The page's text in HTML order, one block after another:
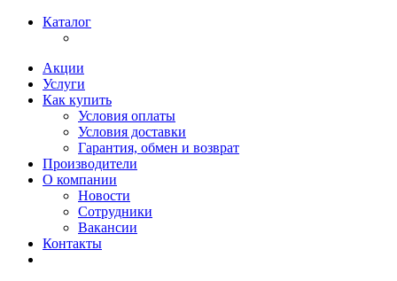
Каталог
Акции
Услуги
Как купить
Условия оплаты
Условия доставки
Гарантия, обмен и возврат
Производители
О компании
Новости
Сотрудники
Вакансии
Контакты